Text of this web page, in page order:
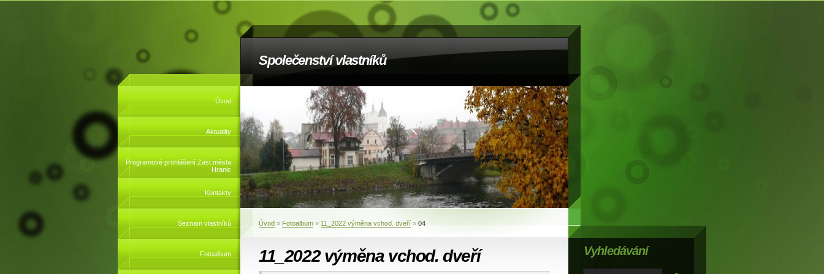
Společenství vlastníků
Úvod
Aktuality
Programové prohlášení Zast.města
Hranic
Kontakty
Seznam vlastníků
Fotoalbum
Úvod » Fotoalbum » 11_2022 výměna vchod. dveří » 04
11_2022 výměna vchod. dveří Vyhledávání